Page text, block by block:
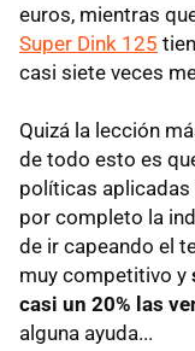
euros, mientras
Super Dink 125
casi siete veces
Quizá la lección
de todo esto es
políticas
por completo la
de ir capeando el
muy competitivo y
casi un 20% las
alguna ayuda...